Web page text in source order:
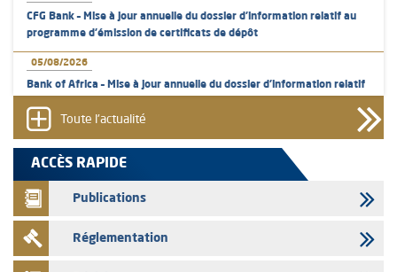
CFG Bank – Mise à jour annuelle du dossier d’information relatif au
programme d'émission de certificats de dépôt
05/08/2026
Bank of Africa – Mise à jour annuelle du dossier d’information relatif
05/08/2026
L’AMMC met sur son site internet les publications réalisées par les
émetteurs en date du 5 août 2026
04/08/2026
L’AMMC met sur son site internet les publications réalisées par les
émetteurs en date du 4 août 2026
Toute l'actualité
ACCÈS RAPIDE
Publications
Réglementation